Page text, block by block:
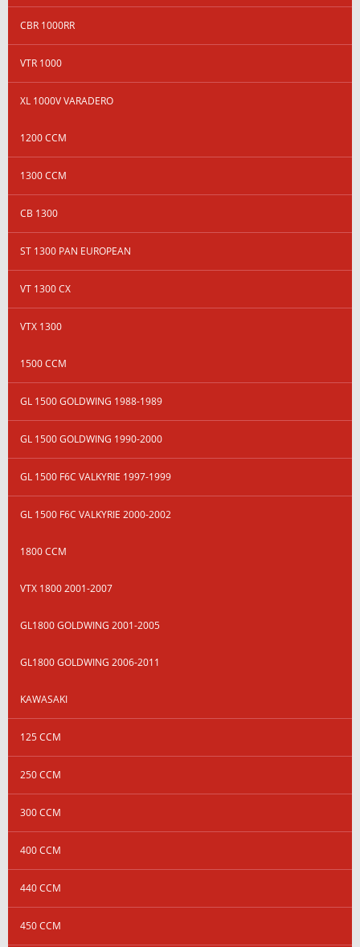
CBR 1000RR
VTR 1000
XL 1000V VARADERO
1200 CCM
1300 CCM
CB 1300
ST 1300 PAN EUROPEAN
VT 1300 CX
VTX 1300
1500 CCM
GL 1500 GOLDWING 1988-1989
GL 1500 GOLDWING 1990-2000
GL 1500 F6C VALKYRIE 1997-1999
GL 1500 F6C VALKYRIE 2000-2002
1800 CCM
VTX 1800 2001-2007
GL1800 GOLDWING 2001-2005
GL1800 GOLDWING 2006-2011
KAWASAKI
125 CCM
250 CCM
300 CCM
400 CCM
440 CCM
450 CCM